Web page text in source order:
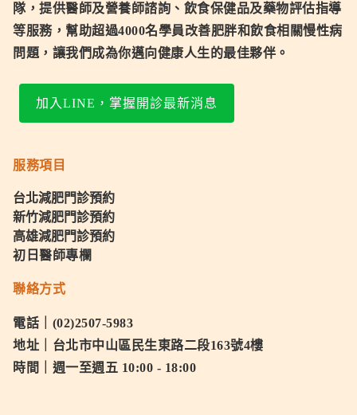
隊，提供醫師及營養師諮詢、飲食保健品及藥物評估指導
等服務，幫助超過4000名學員改善肥胖和飲食相關慢性病
問題，讓我們成為你邁向健康人生的最佳夥伴。
加入LINE，掌握開診最新消息
服務項目
台北減肥門診預約
新竹減肥門診預約
高雄減肥門診預約
初日醫師專欄
聯絡方式
電話｜(02)2507-5983
地址｜台北市中山區民生東路二段163號4樓
時間｜週一至週五 10:00 - 18:00